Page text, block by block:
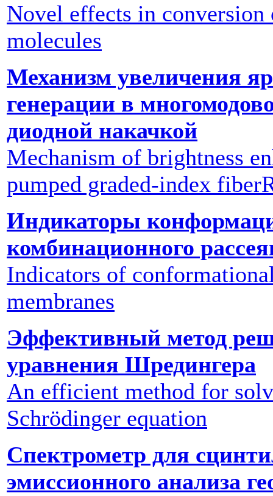
Novel effects in
molecules
Механизм увеличения
генерации в
диодной накачкой
Mechanism of brightness
pumped graded-index
Индикаторы
комбинационного
Indicators of
membranes
Эффективный метод
уравнения Шредингера
An efficient method for
Schrödinger equation
Спектрометр для
эмиссионного анализа